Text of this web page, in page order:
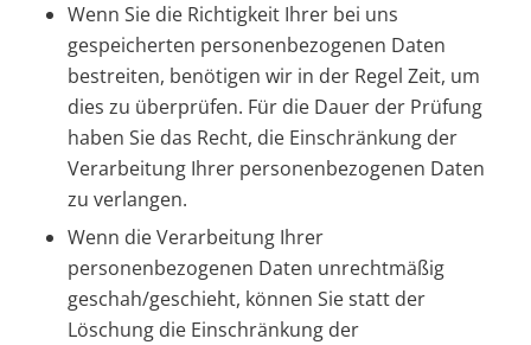
Wenn Sie die Richtigkeit Ihrer bei uns
gespeicherten personenbezogenen Daten
bestreiten, benötigen wir in der Regel Zeit, um
dies zu überprüfen. Für die Dauer der Prüfung
haben Sie das Recht, die Einschränkung der
Verarbeitung Ihrer personenbezogenen Daten
zu verlangen.
Wenn die Verarbeitung Ihrer
personenbezogenen Daten unrechtmäßig
geschah/geschieht, können Sie statt der
Löschung die Einschränkung der